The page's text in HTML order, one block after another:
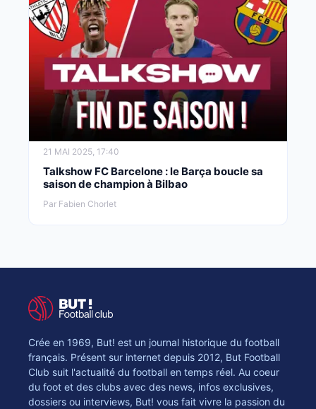
21 MAI 2025, 17:40
Talkshow FC Barcelone : le Barça boucle sa
saison de champion à Bilbao
Par Fabien Chorlet
Crée en 1969, But! est un journal historique du football
français. Présent sur internet depuis 2012, But Football
Club suit l'actualité du football en temps réel. Au coeur
du foot et des clubs avec des news, infos exclusives,
dossiers ou interviews, But! vous fait vivre la passion du